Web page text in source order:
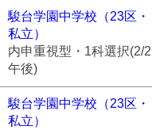
駿台学園中学校（23区・
私立）
内申重視型・1科選択(2/2
午後)
駿台学園中学校（23区・
私立）